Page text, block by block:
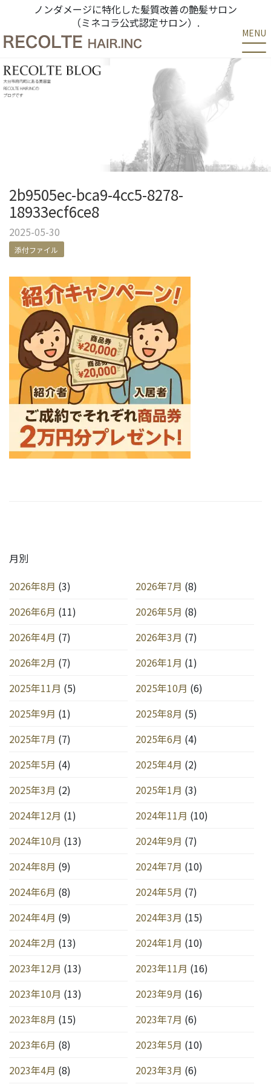
ノンダメージに特化した髪質改善の艶髪サロン
（ミネコラ公式認定サロン）.
MENU
2b9505ec-bca9-4cc5-8278-
18933ecf6ce8
2025-05-30
添付ファイル
月別
2026年8月 (3) 2026年7月 (8)
2026年6月 (11) 2026年5月 (8)
2026年4月 (7) 2026年3月 (7)
2026年2月 (7) 2026年1月 (1)
2025年11月 (5) 2025年10月 (6)
2025年9月 (1) 2025年8月 (5)
2025年7月 (7) 2025年6月 (4)
2025年5月 (4) 2025年4月 (2)
2025年3月 (2) 2025年1月 (3)
2024年12月 (1) 2024年11月 (10)
2024年10月 (13) 2024年9月 (7)
2024年8月 (9) 2024年7月 (10)
2024年6月 (8) 2024年5月 (7)
2024年4月 (9) 2024年3月 (15)
2024年2月 (13) 2024年1月 (10)
2023年12月 (13) 2023年11月 (16)
2023年10月 (13) 2023年9月 (16)
2023年8月 (15) 2023年7月 (6)
2023年6月 (8) 2023年5月 (10)
2023年4月 (8) 2023年3月 (6)